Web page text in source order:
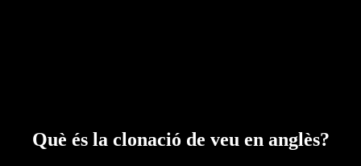
Què és la clonació de veu en anglès?